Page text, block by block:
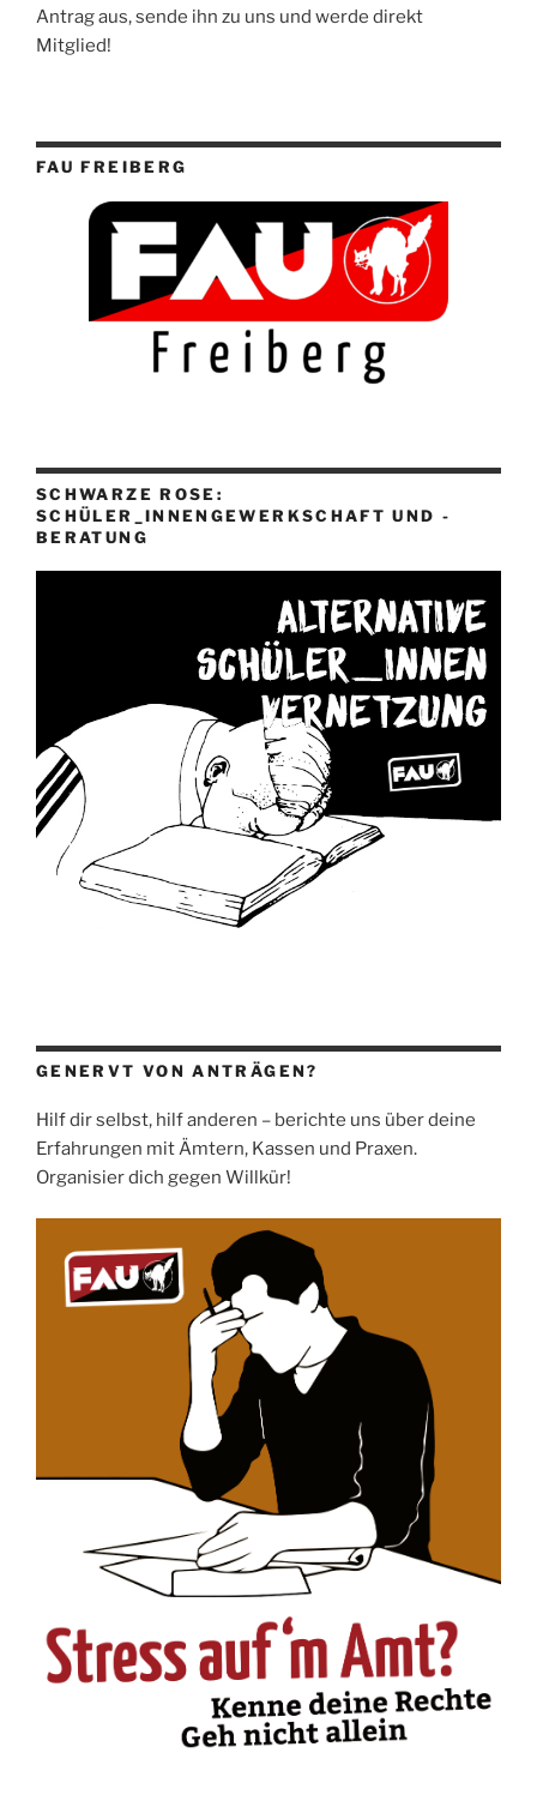
Antrag aus, sende ihn zu uns und werde direkt
Mitglied!
FAU FREIBERG
SCHWARZE ROSE:
SCHÜLER_INNENGEWERKSCHAFT UND -
BERATUNG
GENERVT VON ANTRÄGEN?
Hilf dir selbst, hilf anderen – berichte uns über deine
Erfahrungen mit Ämtern, Kassen und Praxen.
Organisier dich gegen Willkür!